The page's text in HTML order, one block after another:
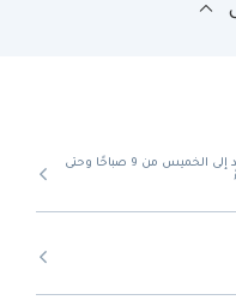
من الأحد إلى الخميس من 9 صباحًا وحتى